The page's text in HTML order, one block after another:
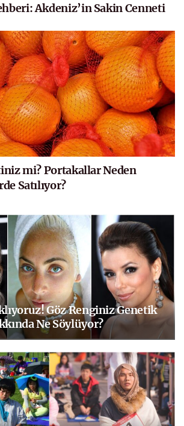
Akdeniz’in Sakin Cenneti
mi? Portakallar Neden
Satılıyor?
Göz Renginiz Genetik
Ne Söylüyor?